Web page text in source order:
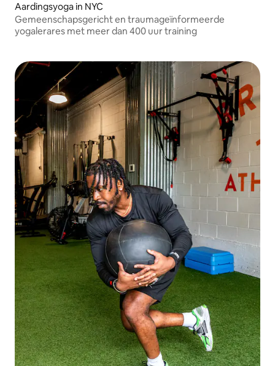
Aardingsyoga in NYC
Gemeenschapsgericht en traumageïnformeerde
yogalerares met meer dan 400 uur training